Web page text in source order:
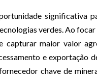
significativa
verdes. Ao
capturar maior valor
e exportação
chave de